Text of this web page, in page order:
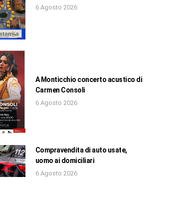
6 Agosto 2026
A Monticchio concerto acustico di
Carmen Consoli
6 Agosto 2026
Compravendita di auto usate,
uomo ai domiciliari
6 Agosto 2026